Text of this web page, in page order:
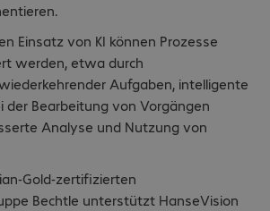
Einsatz von KI können Prozesse
werden, etwa durch
Aufgaben, intelligente
Bearbeitung von Vorgängen
Analyse und Nutzung von
Gold-zertifizierten
Bechtle unterstützt HanseVision